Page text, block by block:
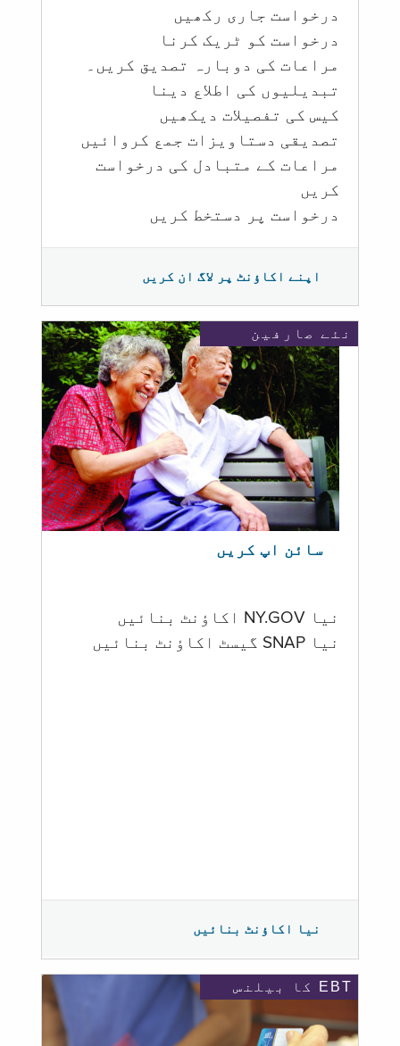
درخواست جاری رکھیں
درخواست کو ٹریک کرنا
مراعات کی دوبارہ تصدیق کریں۔
تبدیلیوں کی اطلاع دینا
کیس کی تفصیلات دیکھیں
تصدیقی دستاویزات جمع کروائیں
مراعات کے متبادل کی درخواست
کریں
درخواست پر دستخط کریں
اپنے اکاؤنٹ پر لاگ ان کریں
نئے صارفین
سائن اپ کریں
نیا NY.GOV اکاؤنٹ بنائیں
نیا SNAP گیسٹ اکاؤنٹ بنائیں
نیا اکاؤنٹ بنائیں
EBT کا بیلنس